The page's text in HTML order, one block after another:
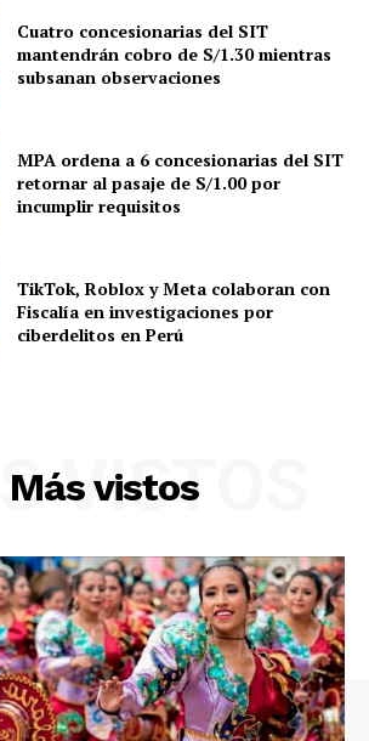
Cuatro concesionarias del SIT
mantendrán cobro de S/1.30 mientras
subsanan observaciones
MPA ordena a 6 concesionarias del SIT
retornar al pasaje de S/1.00 por
incumplir requisitos
TikTok, Roblox y Meta colaboran con
Fiscalía en investigaciones por
ciberdelitos en Perú
Más vistos
VISTOS